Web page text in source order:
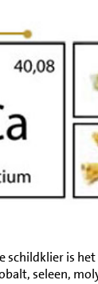
schildklier is
seleen,